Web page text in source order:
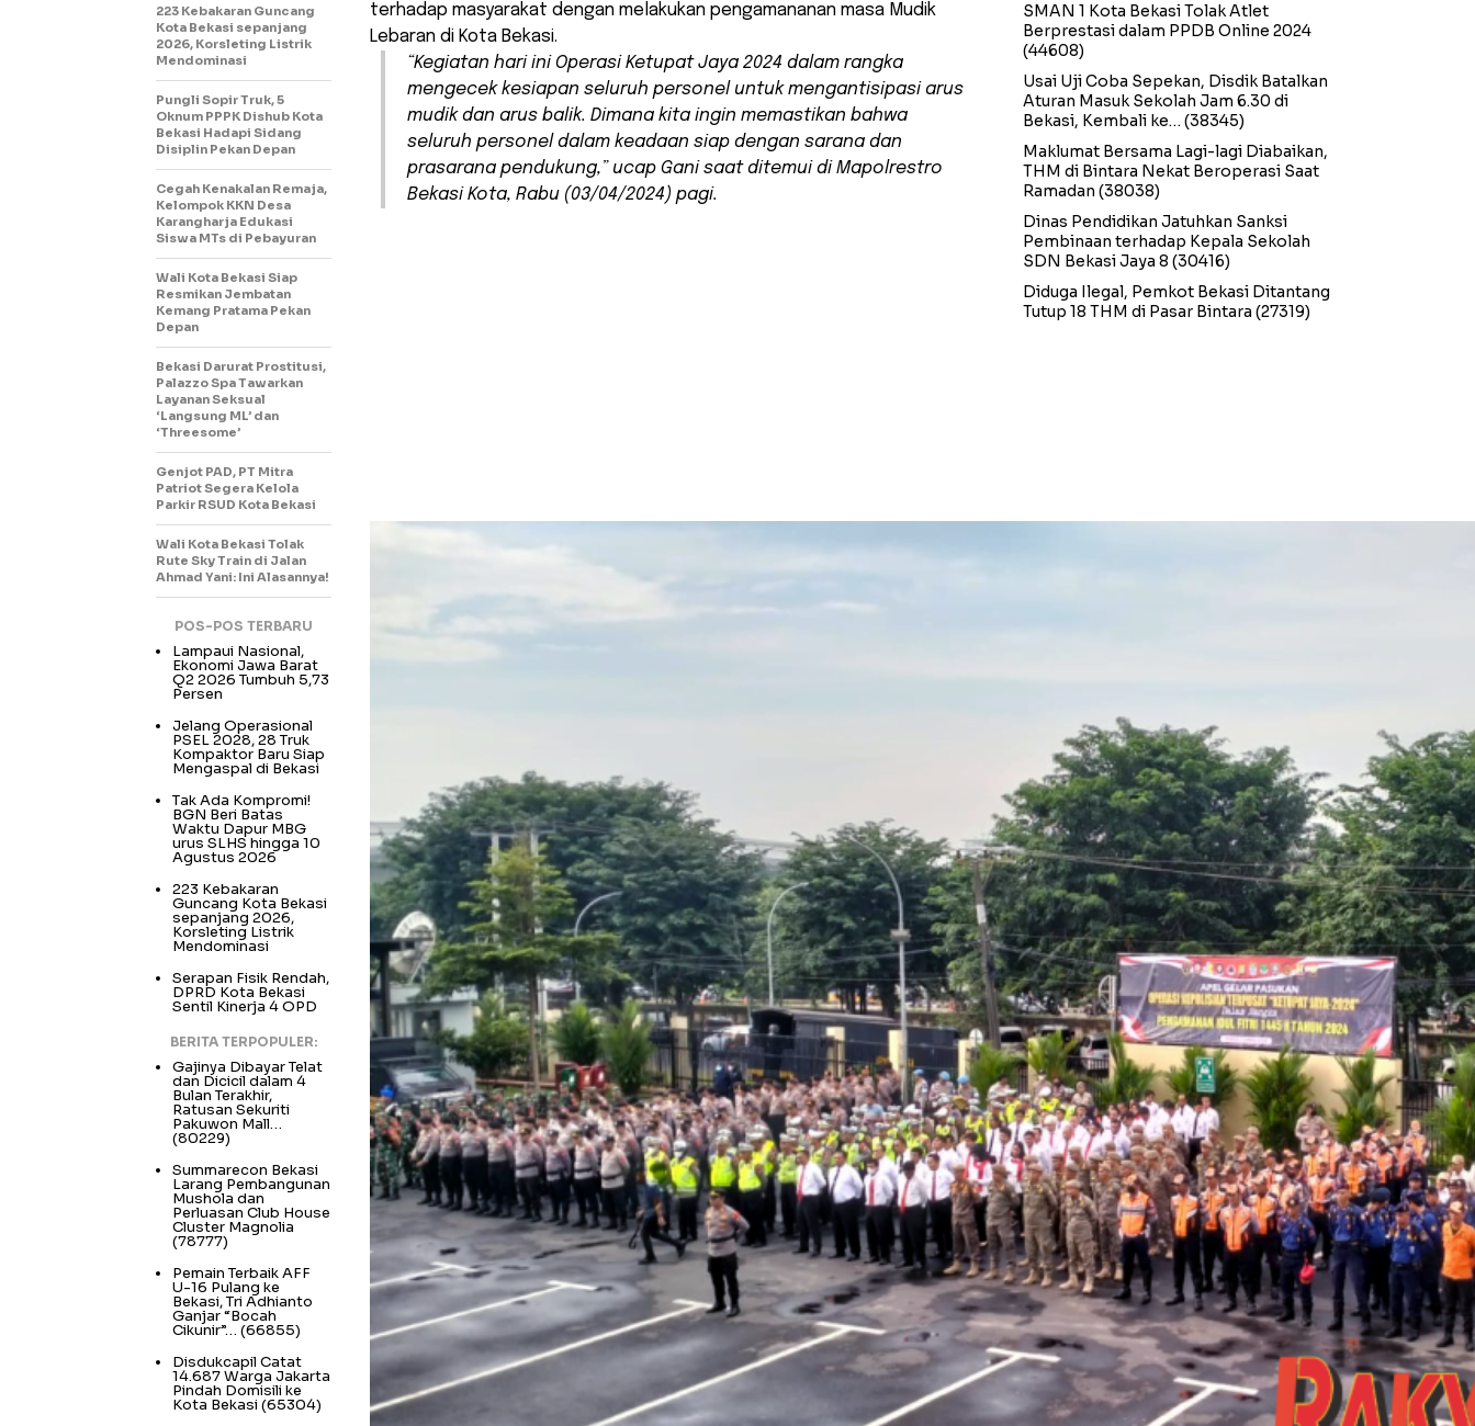
terhadap masyarakat dengan melakukan pengamananan masa Mudik
Lebaran di Kota Bekasi.
“Kegiatan hari ini Operasi Ketupat Jaya 2024 dalam rangka
mengecek kesiapan seluruh personel untuk mengantisipasi arus
mudik dan arus balik. Dimana kita ingin memastikan bahwa
seluruh personel dalam keadaan siap dengan sarana dan
prasarana pendukung,” ucap Gani saat ditemui di Mapolrestro
Bekasi Kota, Rabu (03/04/2024) pagi.
223 Kebakaran Guncang
Kota Bekasi sepanjang
2026, Korsleting Listrik
Mendominasi
Pungli Sopir Truk, 5
Oknum PPPK Dishub Kota
Bekasi Hadapi Sidang
Disiplin Pekan Depan
Cegah Kenakalan Remaja,
Kelompok KKN Desa
Karangharja Edukasi
Siswa MTs di Pebayuran
Wali Kota Bekasi Siap
Resmikan Jembatan
Kemang Pratama Pekan
Depan
Bekasi Darurat Prostitusi,
Palazzo Spa Tawarkan
Layanan Seksual
‘Langsung ML’ dan
‘Threesome’
Genjot PAD, PT Mitra
Patriot Segera Kelola
Parkir RSUD Kota Bekasi
Wali Kota Bekasi Tolak
Rute Sky Train di Jalan
Ahmad Yani: Ini Alasannya!
POS-POS TERBARU
Lampaui Nasional,
Ekonomi Jawa Barat
Q2 2026 Tumbuh 5,73
Persen
Jelang Operasional
PSEL 2028, 28 Truk
Kompaktor Baru Siap
Mengaspal di Bekasi
Tak Ada Kompromi!
BGN Beri Batas
Waktu Dapur MBG
urus SLHS hingga 10
Agustus 2026
223 Kebakaran
Guncang Kota Bekasi
sepanjang 2026,
Korsleting Listrik
Mendominasi
Serapan Fisik Rendah,
DPRD Kota Bekasi
Sentil Kinerja 4 OPD
BERITA TERPOPULER:
Gajinya Dibayar Telat
dan Dicicil dalam 4
Bulan Terakhir,
Ratusan Sekuriti
Pakuwon Mall…
(80229)
Summarecon Bekasi
Larang Pembangunan
Mushola dan
Perluasan Club House
Cluster Magnolia
(78777)
Pemain Terbaik AFF
U-16 Pulang ke
Bekasi, Tri Adhianto
Ganjar “Bocah
Cikunir”… (66855)
Disdukcapil Catat
14.687 Warga Jakarta
Pindah Domisili ke
Kota Bekasi (65304)
SMAN 1 Kota Bekasi Tolak Atlet
Berprestasi dalam PPDB Online 2024
(44608)
Usai Uji Coba Sepekan, Disdik Batalkan
Aturan Masuk Sekolah Jam 6.30 di
Bekasi, Kembali ke… (38345)
Maklumat Bersama Lagi-lagi Diabaikan,
THM di Bintara Nekat Beroperasi Saat
Ramadan (38038)
Dinas Pendidikan Jatuhkan Sanksi
Pembinaan terhadap Kepala Sekolah
SDN Bekasi Jaya 8 (30416)
Diduga Ilegal, Pemkot Bekasi Ditantang
Tutup 18 THM di Pasar Bintara (27319)